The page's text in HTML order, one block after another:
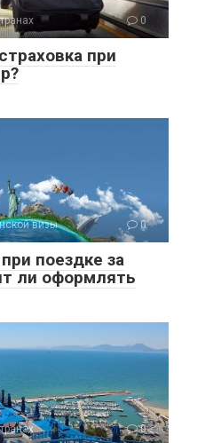
0
при
визы 0
поездке за
ли оформлять
0